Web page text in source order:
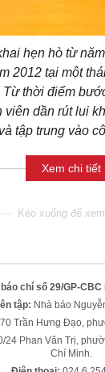
hẹn hò từ
2012 tại một
thời điểm
viên dần rút lui
tập trung vào
Xem chi tiết
chí số 29/GP-
tập: Nhà báo
Trần Hưng Đạo,
24 Phan Văn Trị,
Chí Minh.